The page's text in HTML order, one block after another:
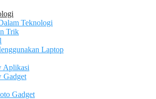
Teknologi
Trik
Laptop
Aplikasi
Gadget
Gadget